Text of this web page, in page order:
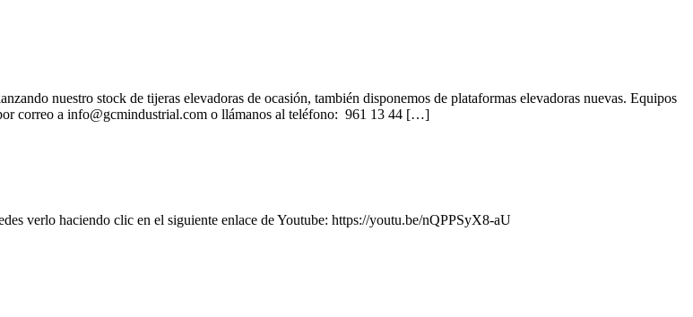
nuestro stock de tijeras elevadoras de ocasión, también disponemos de plataformas elevadoras nuevas. Equipos
correo a info@gcmindustrial.com o llámanos al teléfono: 961 13 44 […]
verlo haciendo clic en el siguiente enlace de Youtube: https://youtu.be/nQPPSyX8-aU